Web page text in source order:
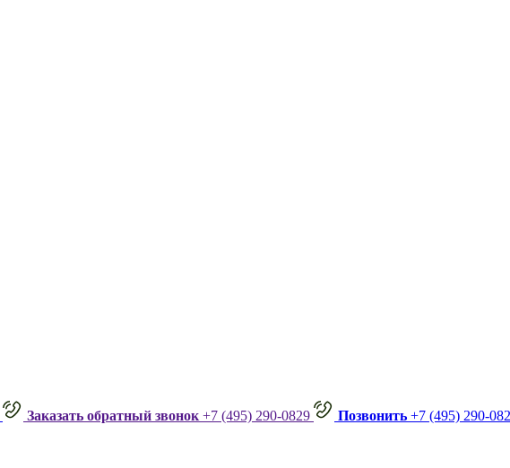
Заказать обратный звонок +7 (495) 290-0829 Позвонить +7 (495) 290-